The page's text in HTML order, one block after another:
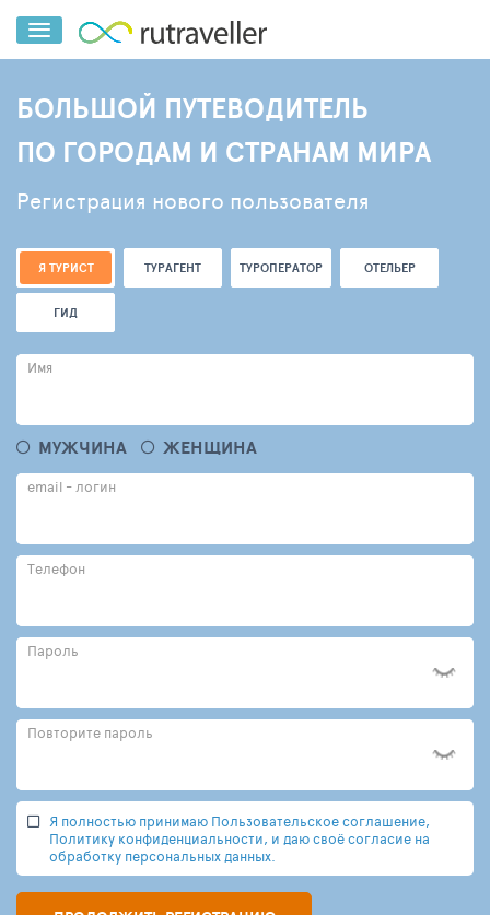
БОЛЬШОЙ ПУТЕВОДИТЕЛЬ
ПО ГОРОДАМ И СТРАНАМ МИРА
Регистрация нового пользователя
Я ТУРИСТ ТУРАГЕНТ ТУРОПЕРАТОР ОТЕЛЬЕР
ГИД
Имя
МУЖЧИНА ЖЕНЩИНА
email - логин
Телефон
Пароль
Повторите пароль
Я полностью принимаю Пользовательское соглашение,
Политику конфиденциальности, и даю своё согласие на
обработку персональных данных.